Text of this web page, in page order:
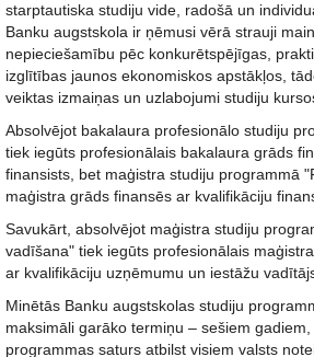
starptautiska studiju vide, radošā un
Banku augstskola ir ņēmusi vērā strauji
nepieciešamību pēc konkurētspējīgas,
izglītības jaunos ekonomiskos apstākļos,
veiktas izmaiņas un uzlabojumi studiju
Absolvējot bakalaura profesionālo studiju
tiek iegūts profesionālais bakalaura grāds
finansists, bet maģistra studiju programmā
maģistra grāds finansēs ar kvalifikāciju
Savukārt, absolvējot maģistra studiju
vadīšana" tiek iegūts profesionālais
ar kvalifikāciju uzņēmumu un iestāžu
Minētās Banku augstskolas studiju
maksimāli garāko termiņu – sešiem
programmas saturs atbilst visiem valsts